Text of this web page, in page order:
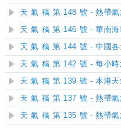
天 氣 稿 第 148 號 - 熱帶
天 氣 稿 第 146 號 - 華南海
天 氣 稿 第 144 號 - 中國各
天 氣 稿 第 142 號 - 每小時
天 氣 稿 第 139 號 - 本港天
天 氣 稿 第 137 號 - 熱帶氣
天 氣 稿 第 135 號 - 熱帶